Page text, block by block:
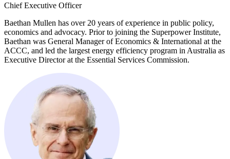
Chief Executive Officer​​​​‌ ‍ ​‍​‍‌‍ ‌ ​‍‌‍‍‌‌‍‌ ‌‍‍‌‌‍ ‍​‍​‍​ ‍‍​‍​‍‌ ​ ‌‍​‌‌‍ ‍‌‍‍‌‌ ‌​‌ ‍‌​‍ ‍‌‍‍‌‌‍ ​‍​‍​‍ ​​‍​‍‌‍‍​‌ ​‍‌‍‌‌‌‍‌‍​‍​‍​ ‍‍​‍​‍‌‍‍​‌ ‌​‌ ‌​‌ ​​​ ‍‍​‍ ​‍ ‌‍ ​‌‍ ‌‍​ ‌‍​‌‌‍ ​‌‍‍​‌‍ ‌ ​ ‌ ‌​​ ‍‍​ ​ ​ ​ ​ ​ ​ ​ ​‍ ‌‍‍‌‌‍ ‍‌ ‌​‌‍‌‌‌‍ ‍‌ ‌​​‍ ‌‍‌‌‌‍‌​‌‍‍‌‌ ‌​​‍ ‌‍ ‌‌‍ ‌‍‌​‌‍‌‌​ ‌‌ ​​‌ ​‍‌‍‌‌‌ ​ ‌‍‌‌‌‍ ‍‌ ‌​‌‍​‌‌ ‌​‌‍‍‌‌‍ ‌‍ ‍​ ‍ ‌‍‍‌‌‍‌​​ ‌​ ​‍‌‍​‍​ ‌​​ ​‌​ ​‍‌‍​‍‌‍​‌‌‍​‌​‍ ‌​ ‍​​ ​​​ ‍‌​ ​‍​‍ ‌​ ‌​‌‍​‍​ ‍​​ ‌ ​‍ ‌‌‍​‍‌‍‌​‌‍‌‌​ ‌‌​‍ ‌​ ​ ‌‍‌​‌‍​‌​ ‌​​ ‌‌​ ​‍​ ‍​​ ‍‌​ ‍‌​ ​ ​ ​ ​ ‍‌​ ‍ ‌ ‌​‌ ‍‌‌ ​​‌‍‌‌​ ‌‌‍​‌‌ ‌‌‌ ‌​‌‍‍​‌‍ ‌ ​‍​ ‍ ‌ ​​‌‍​‌‌ ‌​‌‍‍​​ ‌‌ ‌​‌‍‍‌‌ ‌​‌‍ ​‌‍‌‌​ ‌‍​‍‌‍​‌‌ ​ ‌‍‌‌‌‌‌‌‌ ​‍‌‍ ​​ ‌‌‍‍​‌ ‌​‌ ‌​‌ ​​​‍‌‌​ ​ ‌​​‌​‍‌‌​ ​‍‌​‌‍​‍‌‌​ ​‍‌​‌‍‌‍ ​‌‍ ‌‍​ ‌‍​‌‌‍ ​‌‍‍​‌‍ ‌ ​ ‌ ‌​​‍‌‌​ ​ ‌​​‌​ ​ ​ ​ ​ ​ ​ ​ ​‍‌‍‌‍‍‌‌‍‌​​ ‌​ ​‍‌‍​‍​ ‌​​ ​‌​ ​‍‌‍​‍‌‍​‌‌‍​‌​‍ ‌​ ‍​​ ​​​ ‍‌​ ​‍​‍ ‌​ ‌​‌‍​‍​ ‍​​ ‌ ​‍ ‌‌‍​‍‌‍‌​‌‍‌‌​ ‌‌​‍ ‌​ ​ ‌‍‌​‌‍​‌​ ‌​​ ‌‌​ ​‍​ ‍​​ ‍‌​ ‍‌​ ​ ​ ​ ​ ‍‌​‍‌‍‌ ‌​‌ ‍‌‌ ​​‌‍‌‌​ ‌‌‍​‌‌ ‌‌‌ ‌​‌‍‍​‌‍ ‌ ​‍​‍‌‍‌ ​​‌‍​‌‌ ‌​‌‍‍​​ ‌‌ ‌​‌‍‍‌‌ ‌​‌‍ ​‌‍‌‌​‍‌‍‌ ​​‌‍‌‌‌ ​‍‌ ​ ‌ ​​‌‍‌‌‌‍​ ‌ ‌​‌‍‍‌‌ ‌‍‌‍‌‌​ ‌‌ ​​‌ ‌‌‌‍​‍‌‍ ​‌‍‍‌‌ ​ ‌‍‍​‌‍‌‌‌‍‌​​‍​‍‌ ‌
Baethan Mullen has over 20 years of experience in public policy,
economics and advocacy. Prior to joining the Superpower Institute,
Baethan was General Manager of Economics & International at the
ACCC, and led the largest energy efficiency program in Australia as
Executive Director at the Essential Services Commission. ​​​​‌ ‍ ​‍​‍‌‍ ‌ ​‍‌‍‍‌‌‍‌ ‌‍‍‌‌‍ ‍​‍​‍​ ‍‍​‍​‍‌ ​ ‌‍​‌‌‍ ‍‌‍‍‌‌ ‌​‌ ‍‌​‍ ‍‌‍‍‌‌‍ ​‍​‍​‍ ​​‍​‍‌‍‍​‌ ​‍‌‍‌‌‌‍‌‍​‍​‍​ ‍‍​‍​‍‌‍‍​‌ ‌​‌ ‌​‌ ​​​ ‍‍​‍ ​‍ ‌‍ ​‌‍ ‌‍​ ‌‍​‌‌‍ ​‌‍‍​‌‍ ‌ ​ ‌ ‌​​ ‍‍​ ​ ​ ​ ​ ​ ​ ​ ​‍ ‌‍‍‌‌‍ ‍‌ ‌​‌‍‌‌‌‍ ‍‌ ‌​​‍ ‌‍‌‌‌‍‌​‌‍‍‌‌ ‌​​‍ ‌‍ ‌‌‍ ‌‍‌​‌‍‌‌​ ‌‌ ​​‌ ​‍‌‍‌‌‌ ​ ‌‍‌‌‌‍ ‍‌ ‌​‌‍​‌‌ ‌​‌‍‍‌‌‍ ‌‍ ‍​ ‍ ‌‍‍‌‌‍‌​​ ‌​ ​‍‌‍​‍​ ‌​​ ​‌​ ​‍‌‍​‍‌‍​‌‌‍​‌​‍ ‌​ ‍​​ ​​​ ‍‌​ ​‍​‍ ‌​ ‌​‌‍​‍​ ‍​​ ‌ ​‍ ‌‌‍​‍‌‍‌​‌‍‌‌​ ‌‌​‍ ‌​ ​ ‌‍‌​‌‍​‌​ ‌​​ ‌‌​ ​‍​ ‍​​ ‍‌​ ‍‌​ ​ ​ ​ ​ ‍‌​ ‍ ‌ ‌​‌ ‍‌‌ ​​‌‍‌‌​ ‌‌‍​‌‌ ‌‌‌ ‌​‌‍‍​‌‍ ‌ ​‍​ ‍ ‌ ​​‌‍​‌‌ ‌​‌‍‍​​ ‌‌‍‌​‌‍‌‌‌ ​ ‌‍​ ‌ ​‍‌‍‍‌‌ ​​‌ ‌​‌‍‍‌‌‍ ‌‍ ‍​ ‌‍​‍‌‍​‌‌ ​ ‌‍‌‌‌‌‌‌‌ ​‍‌‍ ​​ ‌‌‍‍​‌ ‌​‌ ‌​‌ ​​​‍‌‌​ ​ ‌​​‌​‍‌‌​ ​‍‌​‌‍​‍‌‌​ ​‍‌​‌‍‌‍ ​‌‍ ‌‍​ ‌‍​‌‌‍ ​‌‍‍​‌‍ ‌ ​ ‌ ‌​​‍‌‌​ ​ ‌​​‌​ ​ ​ ​ ​ ​ ​ ​ ​‍‌‍‌‍‍‌‌‍‌​​ ‌​ ​‍‌‍​‍​ ‌​​ ​‌​ ​‍‌‍​‍‌‍​‌‌‍​‌​‍ ‌​ ‍​​ ​​​ ‍‌​ ​‍​‍ ‌​ ‌​‌‍​‍​ ‍​​ ‌ ​‍ ‌‌‍​‍‌‍‌​‌‍‌‌​ ‌‌​‍ ‌​ ​ ‌‍‌​‌‍​‌​ ‌​​ ‌‌​ ​‍​ ‍​​ ‍‌​ ‍‌​ ​ ​ ​ ​ ‍‌​‍‌‍‌ ‌​‌ ‍‌‌ ​​‌‍‌‌​ ‌‌‍​‌‌ ‌‌‌ ‌​‌‍‍​‌‍ ‌ ​‍​‍‌‍‌ ​​‌‍​‌‌ ‌​‌‍‍​​ ‌‌‍‌​‌‍‌‌‌ ​ ‌‍​ ‌ ​‍‌‍‍‌‌ ​​‌ ‌​‌‍‍‌‌‍ ‌‍ ‍​‍‌‍‌ ​​‌‍‌‌‌ ​‍‌ ​ ‌ ​​‌‍‌‌‌‍​ ‌ ‌​‌‍‍‌‌ ‌‍‌‍‌‌​ ‌‌ ​​‌ ‌‌‌‍​‍‌‍ ​‌‍‍‌‌ ​ ‌‍‍​‌‍‌‌‌‍‌​​‍​‍‌ ‌